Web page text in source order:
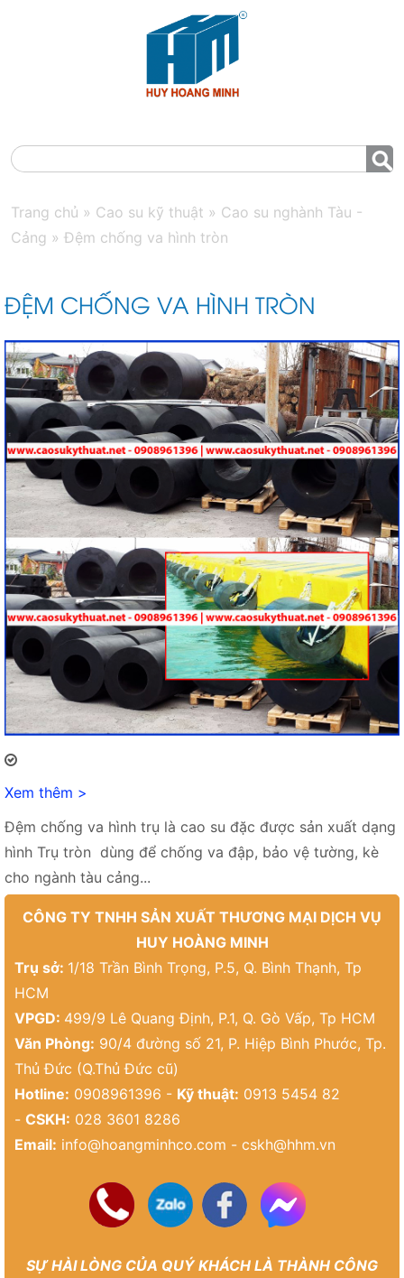
Trang chủ » Cao su kỹ thuật » Cao su nghành Tàu -
Cảng » Đệm chống va hình tròn
ĐỆM CHỐNG VA HÌNH TRÒN
Xem thêm >
Đệm chống va hình trụ là cao su đặc được sản xuất dạng
hình Trụ tròn dùng để chống va đập, bảo vệ tường, kè
cho ngành tàu cảng...
CÔNG TY TNHH SẢN XUẤT THƯƠNG MẠI DỊCH VỤ
HUY HOÀNG MINH
Trụ sở: 1/18 Trần Bình Trọng, P.5, Q. Bình Thạnh, Tp
HCM
VPGD: 499/9 Lê Quang Định, P.1, Q. Gò Vấp, Tp HCM
Văn Phòng: 90/4 đường số 21, P. Hiệp Bình Phước, Tp.
Thủ Đức (Q.Thủ Đức cũ)
Hotline: 0908961396 - Kỹ thuật: 0913 5454 82
- CSKH: 028 3601 8286
Email: info@hoangminhco.com - cskh@hhm.vn
SỰ HÀI LÒNG CỦA QUÝ KHÁCH LÀ THÀNH CÔNG